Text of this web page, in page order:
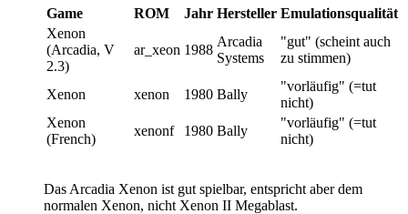
Game ROM Jahr Hersteller Emulationsqualität
Xenon
(Arcadia, V
2.3)
ar_xeon 1988
Arcadia
Systems
"gut" (scheint auch
zu stimmen)
Xenon xenon 1980 Bally
"vorläufig" (=tut
nicht)
Xenon
(French)
xenonf 1980 Bally
"vorläufig" (=tut
nicht)
Das Arcadia Xenon ist gut spielbar, entspricht aber dem
normalen Xenon, nicht Xenon II Megablast.